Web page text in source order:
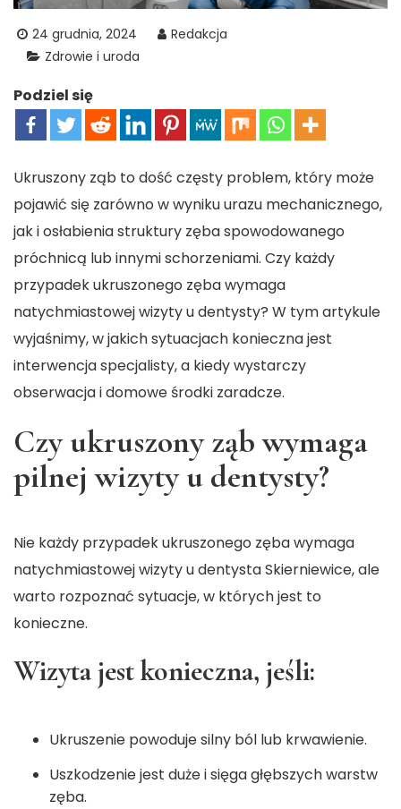
24 grudnia, 2024
Redakcja
Zdrowie i uroda
Podziel się
Ukruszony ząb to dość częsty problem, który może
pojawić się zarówno w wyniku urazu mechanicznego,
jak i osłabienia struktury zęba spowodowanego
próchnicą lub innymi schorzeniami. Czy każdy
przypadek ukruszonego zęba wymaga
natychmiastowej wizyty u dentysty? W tym artykule
wyjaśnimy, w jakich sytuacjach konieczna jest
interwencja specjalisty, a kiedy wystarczy
obserwacja i domowe środki zaradcze.
Czy ukruszony ząb wymaga
pilnej wizyty u dentysty?
Nie każdy przypadek ukruszonego zęba wymaga
natychmiastowej wizyty udentysta Skierniewice, ale
warto rozpoznać sytuacje, w których jest to
konieczne.
Wizyta jest konieczna, jeśli:
Ukruszenie powoduje silny ból lub krwawienie.
Uszkodzenie jest duże i sięga głębszych warstw
zęba.